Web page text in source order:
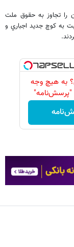
را تجاوز به حقوق ملت
به کوچ جديد اجباري و
به هیچ وجه
"پرسش‌نامه"